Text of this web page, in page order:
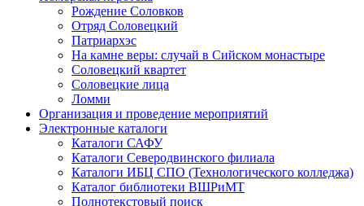
Рождение Соловков
Отряд Соловецкий
Патриархэс
На камне веры: случай в Сийском монастыре
Соловецкий квартет
Соловецкие лица
Ломми
Организация и проведение мероприятий
Электронные каталоги
Каталоги САФУ
Каталоги Северодвинского филиала
Каталоги ИБЦ СПО (Технологического колледжа)
Каталог библиотеки ВШРиМТ
Полнотекстовый поиск